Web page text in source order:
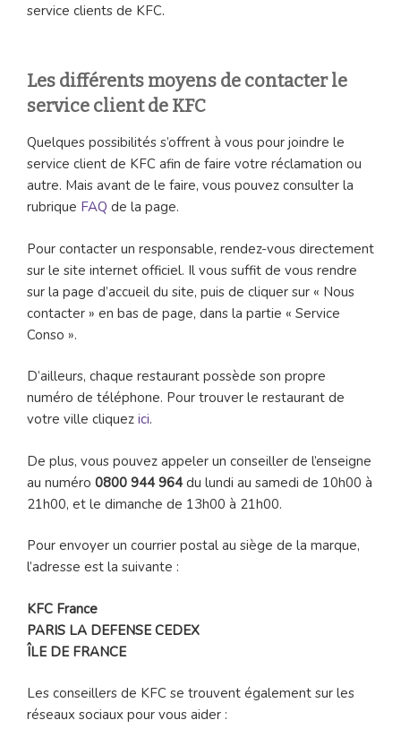
service clients de KFC.
Les différents moyens de contacter le
service client de KFC
Quelques possibilités s’offrent à vous pour joindre le
service client de KFC afin de faire votre réclamation ou
autre. Mais avant de le faire, vous pouvez consulter la
rubrique FAQ de la page.
Pour contacter un responsable, rendez-vous directement
sur le site internet officiel. Il vous suffit de vous rendre
sur la page d’accueil du site, puis de cliquer sur « Nous
contacter » en bas de page, dans la partie « Service
Conso ».
D’ailleurs, chaque restaurant possède son propre
numéro de téléphone. Pour trouver le restaurant de
votre ville cliquez ici.
De plus, vous pouvez appeler un conseiller de l’enseigne
au numéro 0800 944 964du lundi au samedi de 10h00 à
21h00, et le dimanche de 13h00 à 21h00.
Pour envoyer un courrier postal au siège de la marque,
l’adresse est la suivante :
KFC France
PARIS LA DEFENSE CEDEX
ÎLE DE FRANCE
Les conseillers de KFC se trouvent également sur les
réseaux sociaux pour vous aider :